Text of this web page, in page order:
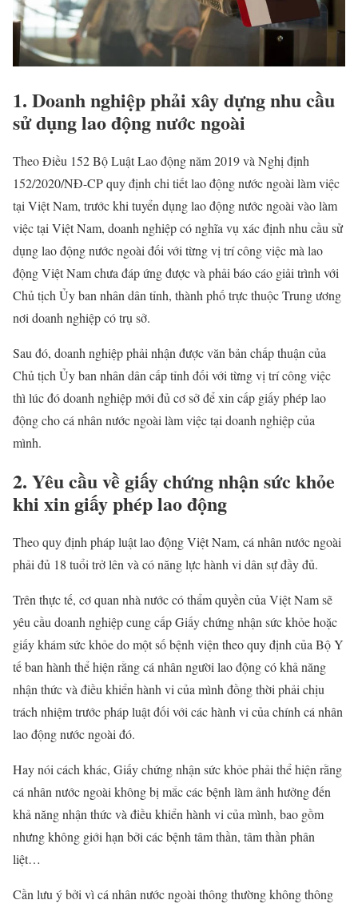
1. Doanh nghiệp phải xây dựng nhu cầu
sử dụng lao động nước ngoài
Theo Điều 152 Bộ Luật Lao động năm 2019 và Nghị định
152/2020/NĐ-CP quy định chi tiết lao động nước ngoài làm việc
tại Việt Nam, trước khi tuyển dụng lao động nước ngoài vào làm
việc tại Việt Nam, doanh nghiệp có nghĩa vụ xác định nhu cầu sử
dụng lao động nước ngoài đối với từng vị trí công việc mà lao
động Việt Nam chưa đáp ứng được và phải báo cáo giải trình với
Chủ tịch Ủy ban nhân dân tỉnh, thành phố trực thuộc Trung ương
nơi doanh nghiệp có trụ sở.
Sau đó, doanh nghiệp phải nhận được văn bản chấp thuận của
Chủ tịch Ủy ban nhân dân cấp tỉnh đối với từng vị trí công việc
thì lúc đó doanh nghiệp mới đủ cơ sở để xin cấp giấy phép lao
động cho cá nhân nước ngoài làm việc tại doanh nghiệp của
mình.
2. Yêu cầu về giấy chứng nhận sức khỏe
khi xin giấy phép lao động
Theo quy định pháp luật lao động Việt Nam, cá nhân nước ngoài
phải đủ 18 tuổi trở lên và có năng lực hành vi dân sự đầy đủ.
Trên thực tế, cơ quan nhà nước có thẩm quyền của Việt Nam sẽ
yêu cầu doanh nghiệp cung cấp Giấy chứng nhận sức khỏe hoặc
giấy khám sức khỏe do một số bệnh viện theo quy định của Bộ Y
tế ban hành thể hiện rằng cá nhân người lao động có khả năng
nhận thức và điều khiển hành vi của mình đồng thời phải chịu
trách nhiệm trước pháp luật đối với các hành vi của chính cá nhân
lao động nước ngoài đó.
Hay nói cách khác, Giấy chứng nhận sức khỏe phải thể hiện rằng
cá nhân nước ngoài không bị mắc các bệnh làm ảnh hưởng đến
khả năng nhận thức và điều khiển hành vi của mình, bao gồm
nhưng không giới hạn bởi các bệnh tâm thần, tâm thần phân
liệt…
Cần lưu ý bởi vì cá nhân nước ngoài thông thường không thông